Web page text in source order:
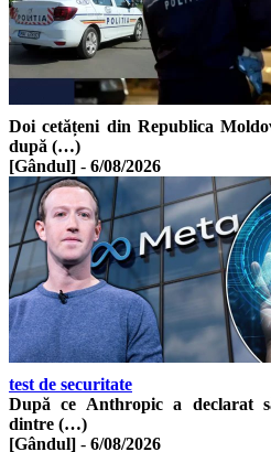
Doi cetățeni din Republica
după (…)
[Gândul] - 6/08/2026
test de securitate
După ce Anthropic a declarat
dintre (…)
[Gândul] - 6/08/2026